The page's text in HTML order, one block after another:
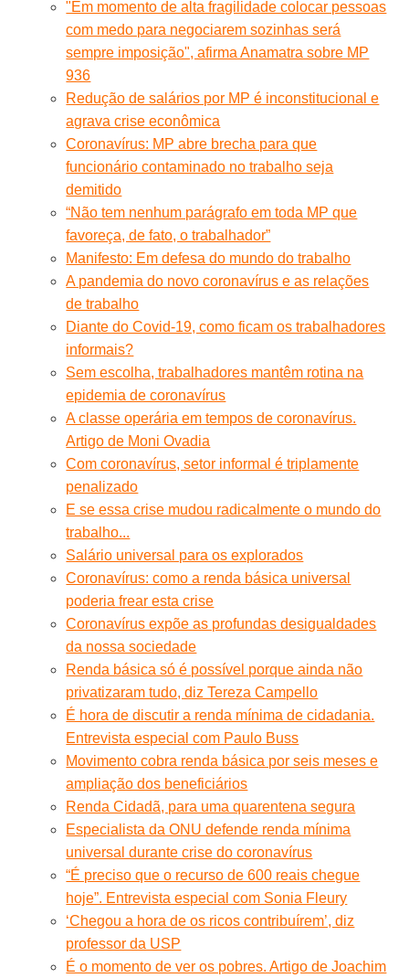
"Em momento de alta fragilidade colocar pessoas
com medo para negociarem sozinhas será
sempre imposição", afirma Anamatra sobre MP
936
Redução de salários por MP é inconstitucional e
agrava crise econômica
Coronavírus: MP abre brecha para que
funcionário contaminado no trabalho seja
demitido
“Não tem nenhum parágrafo em toda MP que
favoreça, de fato, o trabalhador”
Manifesto: Em defesa do mundo do trabalho
A pandemia do novo coronavírus e as relações
de trabalho
Diante do Covid-19, como ficam os trabalhadores
informais?
Sem escolha, trabalhadores mantêm rotina na
epidemia de coronavírus
A classe operária em tempos de coronavírus.
Artigo de Moni Ovadia
Com coronavírus, setor informal é triplamente
penalizado
E se essa crise mudou radicalmente o mundo do
trabalho...
Salário universal para os explorados
Coronavírus: como a renda básica universal
poderia frear esta crise
Coronavírus expõe as profundas desigualdades
da nossa sociedade
Renda básica só é possível porque ainda não
privatizaram tudo, diz Tereza Campello
É hora de discutir a renda mínima de cidadania.
Entrevista especial com Paulo Buss
Movimento cobra renda básica por seis meses e
ampliação dos beneficiários
Renda Cidadã, para uma quarentena segura
Especialista da ONU defende renda mínima
universal durante crise do coronavírus
“É preciso que o recurso de 600 reais chegue
hoje”. Entrevista especial com Sonia Fleury
‘Chegou a hora de os ricos contribuírem’, diz
professor da USP
É o momento de ver os pobres. Artigo de Joachim